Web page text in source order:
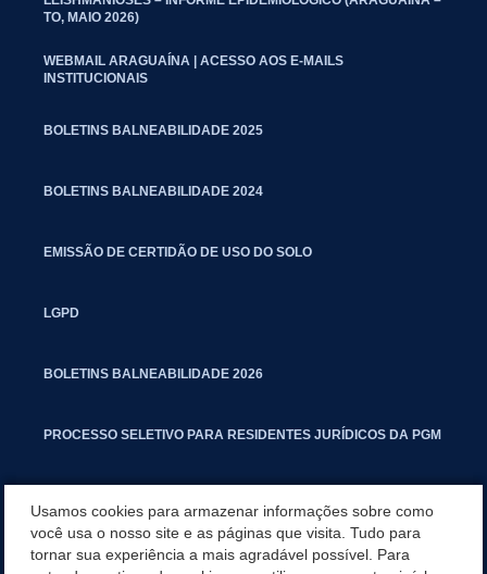
TO, MAIO 2026)
WEBMAIL ARAGUAÍNA | ACESSO AOS E-MAILS
INSTITUCIONAIS
BOLETINS BALNEABILIDADE 2025
BOLETINS BALNEABILIDADE 2024
EMISSÃO DE CERTIDÃO DE USO DO SOLO
LGPD
BOLETINS BALNEABILIDADE 2026
PROCESSO SELETIVO PARA RESIDENTES JURÍDICOS DA PGM
MANUAL DE PROCEDIMENTOS IMOBILIÁRIOS SEINFRA
Usamos cookies para armazenar informações sobre como
você usa o nosso site e as páginas que visita. Tudo para
tornar sua experiência a mais agradável possível. Para